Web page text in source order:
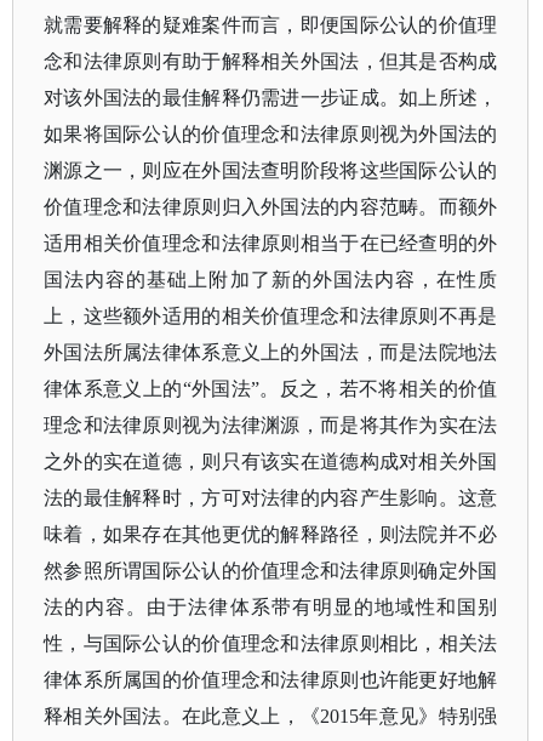
就需要解释的疑难案件而言，即便国际公认的价值理
念和法律原则有助于解释相关外国法，但其是否构成
对该外国法的最佳解释仍需进一步证成。如上所述，
如果将国际公认的价值理念和法律原则视为外国法的
渊源之一，则应在外国法查明阶段将这些国际公认的
价值理念和法律原则归入外国法的内容范畴。而额外
适用相关价值理念和法律原则相当于在已经查明的外
国法内容的基础上附加了新的外国法内容，在性质
上，这些额外适用的相关价值理念和法律原则不再是
外国法所属法律体系意义上的外国法，而是法院地法
律体系意义上的“外国法”。反之，若不将相关的价值
理念和法律原则视为法律渊源，而是将其作为实在法
之外的实在道德，则只有该实在道德构成对相关外国
法的最佳解释时，方可对法律的内容产生影响。这意
味着，如果存在其他更优的解释路径，则法院并不必
然参照所谓国际公认的价值理念和法律原则确定外国
法的内容。由于法律体系带有明显的地域性和国别
性，与国际公认的价值理念和法律原则相比，相关法
律体系所属国的价值理念和法律原则也许能更好地解
释相关外国法。在此意义上，《2015年意见》特别强